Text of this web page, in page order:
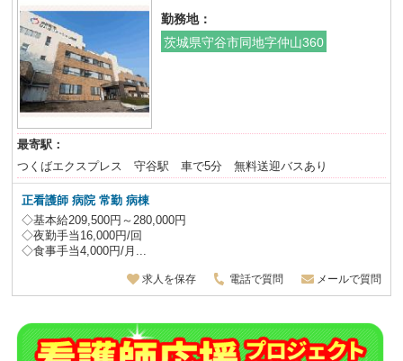
勤務地：
茨城県守谷市同地字仲山360
最寄駅：
つくばエクスプレス 守谷駅 車で5分 無料送迎バスあり
正看護師 病院 常勤 病棟
◇基本給209,500円～280,000円
◇夜勤手当16,000円/回
◇食事手当4,000円/月...
求人を保存 電話で質問 メールで質問